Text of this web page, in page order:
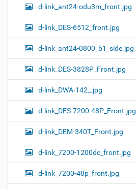
d-link_ant24-odu3m_front.jpg
d-link_DES-6512_front.jpg
d-link_ant24-0800_b1_side.jpg
d-link_DES-3828P_Front.jpg
d-link_DWA-142_.jpg
d-link_DES-7200-48P_Front.jpg
d-link_DEM-340T_Front.jpg
d-link_7200-1200dc_front.jpg
d-link_7200-48p_front.jpg